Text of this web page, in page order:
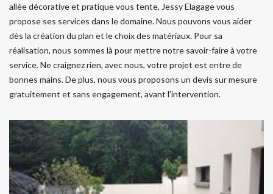
allée décorative et pratique vous tente, Jessy Elagage vous
propose ses services dans le domaine. Nous pouvons vous aider
dès la création du plan et le choix des matériaux. Pour sa
réalisation, nous sommes là pour mettre notre savoir-faire à votre
service. Ne craignez rien, avec nous, votre projet est entre de
bonnes mains. De plus, nous vous proposons un devis sur mesure
gratuitement et sans engagement, avant l’intervention.